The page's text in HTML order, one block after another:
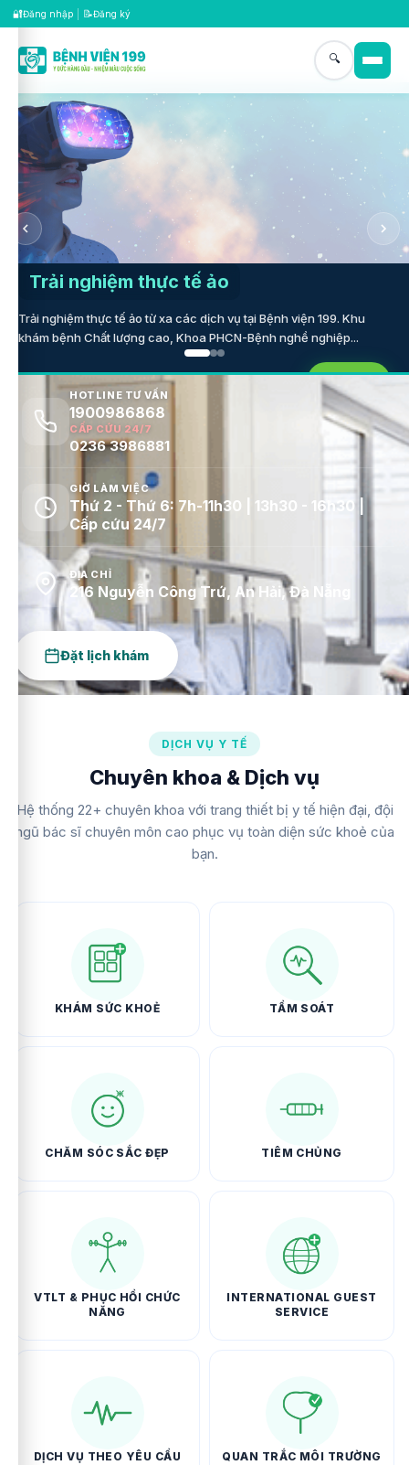
🔐Đăng nhập 📝Đăng ký
🔍
Trải nghiệm thực tế ảo
Trải nghiệm thực tế ảo từ xa các dịch vụ tại Bệnh viện 199. Khu
khám bệnh Chất lượng cao, Khoa PHCN-Bệnh nghề nghiệp...
VT360
HOTLINE TƯ VẤN
1900986868
CẤP CỨU 24/7
0236 3986881
GIỜ LÀM VIỆC
Thứ 2 - Thứ 6: 7h-11h30 | 13h30 - 16h30 |
Cấp cứu 24/7
ĐỊA CHỈ
216 Nguyễn Công Trứ, An Hải, Đà Nẵng
Đặt lịch khám
DỊCH VỤ Y TẾ
Chuyên khoa & Dịch vụ
Hệ thống 22+ chuyên khoa với trang thiết bị y tế hiện đại, đội
ngũ bác sĩ chuyên môn cao phục vụ toàn diện sức khoẻ của
bạn.
KHÁM SỨC KHOẺ TẦM SOÁT
CHĂM SÓC SẮC ĐẸP TIÊM CHỦNG
VTLT & PHỤC HỒI CHỨC
NĂNG
INTERNATIONAL GUEST
SERVICE
DỊCH VỤ THEO YÊU CẦU QUAN TRẮC MÔI TRƯỜNG